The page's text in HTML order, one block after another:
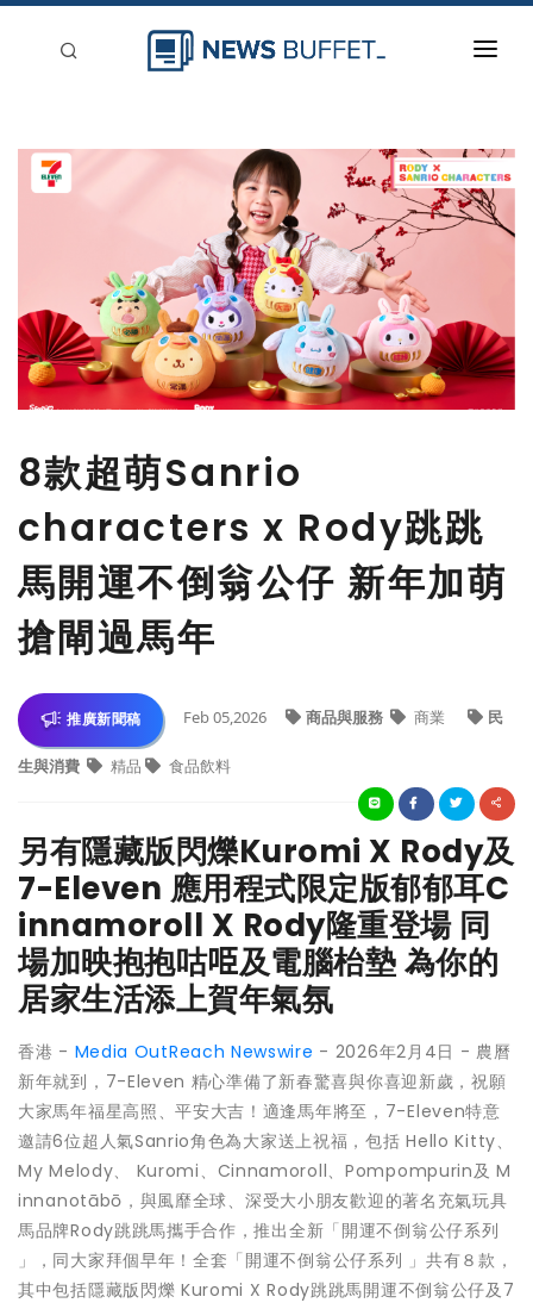
新聞稿分類
8款超萌Sanrio
characters x Rody跳跳
馬開運不倒翁公仔 新年加萌
搶閘過馬年
推廣新聞稿 Feb 05,2026 商品與服務 商業 民
生與消費 精品 食品飲料
另有隱藏版閃爍Kuromi X Rody及
7-Eleven 應用程式限定版郁郁耳C
innamoroll X Rody隆重登場 同
場加映抱抱咕𠱸及電腦枱墊 為你的
居家生活添上賀年氣氛
香港 - Media OutReach Newswire - 2026年2月4日 - 農曆
新年就到，7-Eleven 精心準備了新春驚喜與你喜迎新歲，祝願
大家馬年福星高照、平安大吉！適逢馬年將至，7-Eleven特意
邀請6位超人氣Sanrio角色為大家送上祝福，包括 Hello Kitty、
My Melody、 Kuromi、Cinnamoroll、Pompompurin及 M
innanotābō，與風靡全球、深受大小朋友歡迎的著名充氣玩具
馬品牌Rody跳跳馬攜手合作，推出全新「開運不倒翁公仔系列
」，同大家拜個早年！全套「開運不倒翁公仔系列 」共有８款，
其中包括隱藏版閃爍 Kuromi X Rody跳跳馬開運不倒翁公仔及7